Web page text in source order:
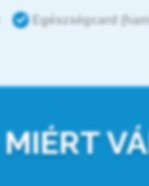
Egészségcard
MIÉRT